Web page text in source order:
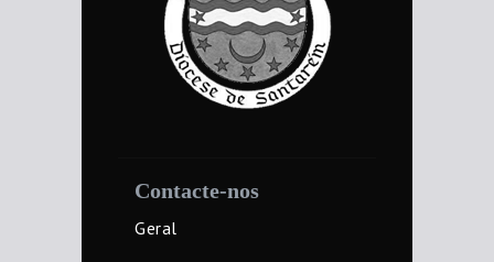
Contacte-nos
Geral